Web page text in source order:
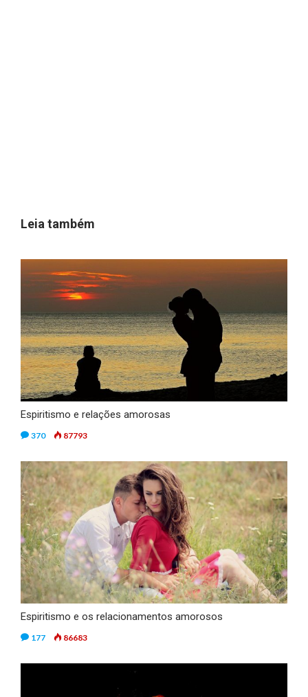
Leia também
Espiritismo e relações amorosas
370 87793
Espiritismo e os relacionamentos amorosos
177 86683